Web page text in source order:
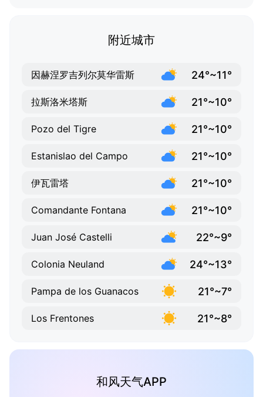
附近城市
因赫涅罗吉列尔莫华雷斯 24°~11°
拉斯洛米塔斯 21°~10°
Pozo del Tigre 21°~10°
Estanislao del Campo 21°~10°
伊瓦雷塔 21°~10°
Comandante Fontana 21°~10°
Juan José Castelli 22°~9°
Colonia Neuland 24°~13°
Pampa de los Guanacos 21°~7°
Los Frentones 21°~8°
和风天气APP